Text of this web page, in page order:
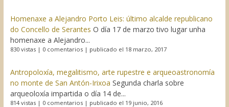
Homenaxe a Alejandro Porto Leis: último alcalde republicano
do Concello de Serantes O día 17 de marzo tivo lugar unha
homenaxe a Alejandro...
830 vistas| 0 comentarios| publicado el 18 marzo, 2017
Antropoloxía, megalitismo, arte rupestre e arqueoastronomía
no monte de San Antón-Irixoa Segunda charla sobre
arqueoloxía impartida o día 14 de...
814 vistas| 0 comentarios| publicado el 19 junio, 2016